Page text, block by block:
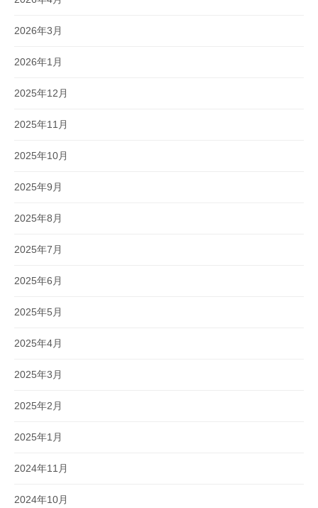
2026年3月
2026年1月
2025年12月
2025年11月
2025年10月
2025年9月
2025年8月
2025年7月
2025年6月
2025年5月
2025年4月
2025年3月
2025年2月
2025年1月
2024年11月
2024年10月